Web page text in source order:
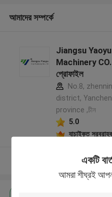
একটি
আমরা শীঘ্রই
আমাদের সম্পর্কে
Jiangsu
Machinery
প্রোফাইল
No.8,
district,
province ,চীন
5.0
যাচাইকৃত